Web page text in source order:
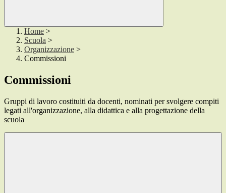
Home >
Scuola >
Organizzazione >
Commissioni
Commissioni
Gruppi di lavoro costituiti da docenti, nominati per svolgere compiti
legati all'organizzazione, alla didattica e alla progettazione della
scuola